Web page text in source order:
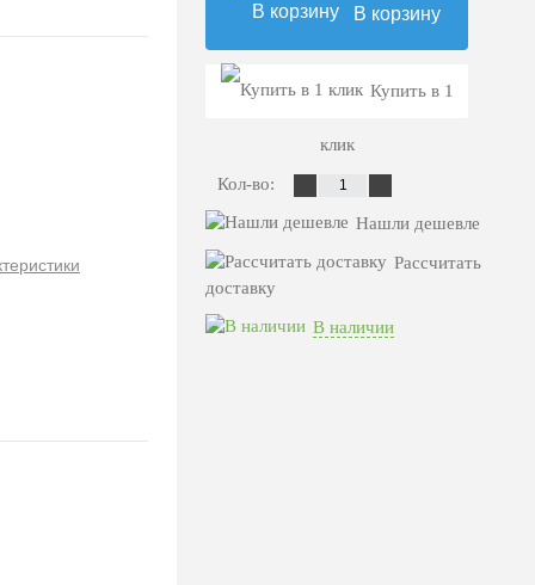
В корзину
Купить в 1
клик
Кол-во:
Нашли дешевле
Рассчитать
доставку
В наличии